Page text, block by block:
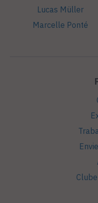
Lucas Müller
Marcelle Ponté